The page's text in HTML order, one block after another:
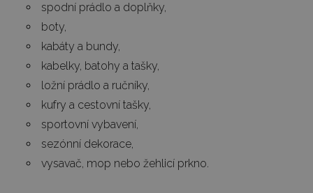
spodní prádlo a doplňky,
boty,
kabáty a bundy,
kabelky, batohy a tašky,
ložní prádlo a ručníky,
kufry a cestovní tašky,
sportovní vybavení,
sezónní dekorace,
vysavač, mop nebo žehlicí prkno.